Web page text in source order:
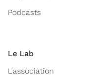
Podcasts
Le Lab
L'association